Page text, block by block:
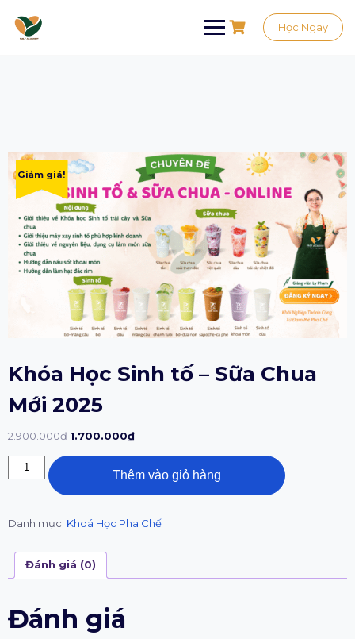
Học Ngay
Giảm giá!
Khóa Học Sinh tố – Sữa Chua
Mới 2025
2.900.000₫ 1.700.000₫
Thêm vào giỏ hàng
Danh mục: Khoá Học Pha Chế
Đánh giá (0)
Đánh giá